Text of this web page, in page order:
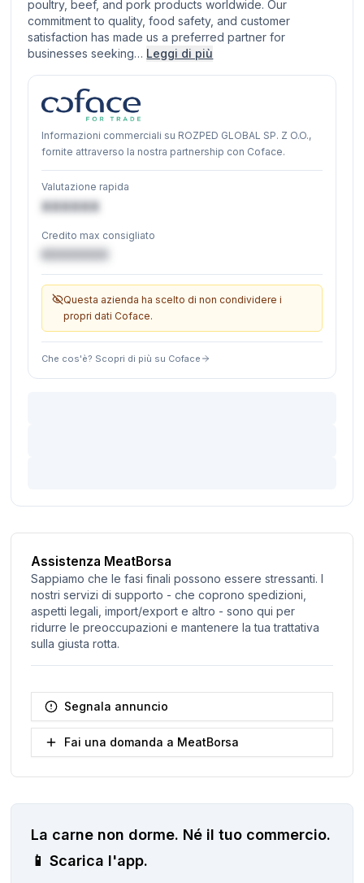
poultry, beef, and pork products worldwide. Our
commitment to quality, food safety, and customer
satisfaction has made us a preferred partner for
businesses seeking… Leggi di più
Informazioni commerciali su ROZPED GLOBAL SP. Z O.O.,
fornite attraverso la nostra partnership con Coface.
Valutazione rapida
XXXXXX
Credito max consigliato
Questa azienda ha scelto di non condividere i
propri dati Coface.
Che cos'è? Scopri di più su Coface
Assistenza MeatBorsa
Sappiamo che le fasi finali possono essere stressanti. I
nostri servizi di supporto - che coprono spedizioni,
aspetti legali, import/export e altro - sono qui per
ridurre le preoccupazioni e mantenere la tua trattativa
sulla giusta rotta.
Segnala annuncio
Fai una domanda a MeatBorsa
La carne non dorme. Né il tuo commercio.
📱Scarica l'app.